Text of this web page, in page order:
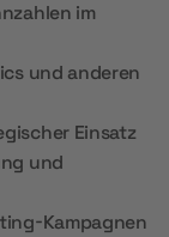
im
und anderen
Einsatz
und
Kampagnen